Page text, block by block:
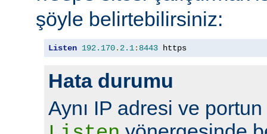
şöyle belirtebilirsiniz:
Listen 192.170. 2.1: 8443 https
Hata durumu
Aynı IP adresi ve